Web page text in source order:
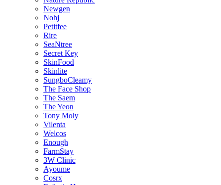
Newgen
Nohj
Petitfee
Rire
SeaNtree
Secret Key
SkinFood
Skinlite
SungboCleamy
The Face Shop
The Saem
The Yeon
Tony Moly
Vilenta
Welcos
Enough
FarmStay
3W Clinic
Ayoume
Cosrx